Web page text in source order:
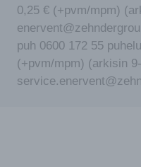
0,25 € (+pvm/mpm)
puh 0600 172 55
(+pvm/mpm) (arkisin